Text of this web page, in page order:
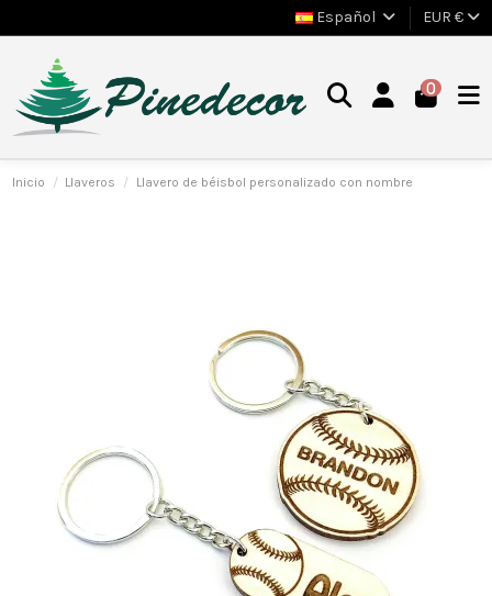
Español EUR €
0
Inicio Llaveros Llavero de béisbol personalizado con nombre